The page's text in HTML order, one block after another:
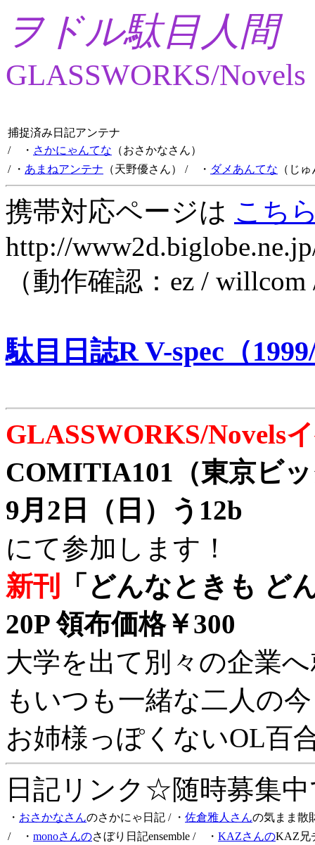
ヲドル駄目人間
GLASSWORKS/Novels
捕捉済み日記アンテナ
/ ・ さかにゃんてな （おさかなさん）
/ ・ あまねアンテナ （天野優さん） / ・ ダメあんてな （じ
携帯対応ページは こち
http://
（動作確認：ez /
駄目日誌R V-spec（
GLASSWORKS/Novels
COMITIA101（東京ビ
9月2日（日）う12b
にて参加します！
新刊
「どんなときも ど
20P 領布価格￥300
大学を出て別々の企業
もいつも一緒な二人の
お姉様っぽくないOL百
日記リンク☆随時募集
・ おさかなさんのさかにゃ日記 / ・ 佐倉雅人さんの気まま散
/ ・ monoさんのさぼり日記ensemble / ・ KAZさんのKAZ兄